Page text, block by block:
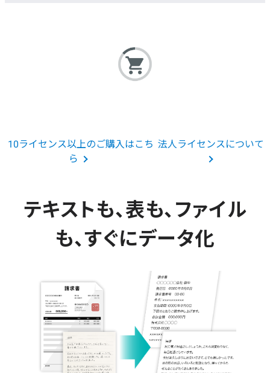
10ライセンス以上のご購入はこち
ら
法人ライセンスについて
テキストも、表も、ファイル
も、すぐにデータ化